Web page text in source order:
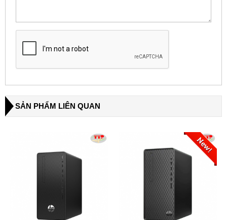
SẢN PHẨM LIÊN QUAN